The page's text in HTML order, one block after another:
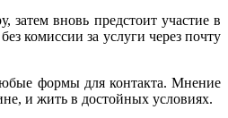
затем вновь предстоит участие в
комиссии за услуги через почту
формы для контакта. Мнение
и жить в достойных условиях.